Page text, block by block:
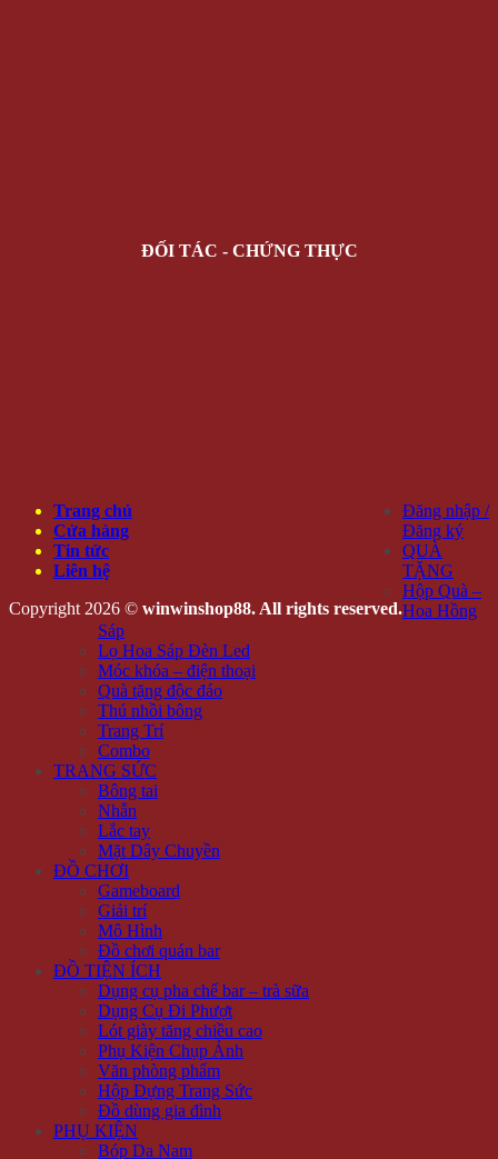
ĐỐI TÁC - CHỨNG THỰC
Trang chủ
Cửa hàng
Tin tức
Liên hệ
Copyright 2026 © winwinshop88. All rights reserved.
Đăng nhập /
Đăng ký
QUÀ
TẶNG
Hộp Quà –
Hoa Hồng
Sáp
Lọ Hoa Sáp Đèn Led
Móc khóa – điện thoại
Quà tặng độc đáo
Thú nhồi bông
Trang Trí
Combo
TRANG SỨC
Bông tai
Nhẫn
Lắc tay
Mặt Dây Chuyền
ĐỒ CHƠI
Gameboard
Giải trí
Mô Hình
Đồ chơi quán bar
ĐỒ TIỆN ÍCH
Dụng cụ pha chế bar – trà sữa
Dụng Cụ Đi Phượt
Lót giày tăng chiều cao
Phụ Kiện Chụp Ảnh
Văn phòng phẩm
Hộp Đựng Trang Sức
Đồ dùng gia đình
PHỤ KIỆN
Bóp Da Nam